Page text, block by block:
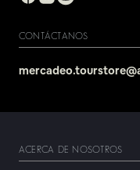
CONTÁCTANOS
ACERCA DE NOSOTROS